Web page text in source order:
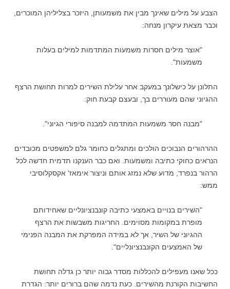
הצבע על מילים שאינך מבין את משמעותן, היזכר בצליליהן המוכרים,
וכבר מצאת עיקרון מנחה:
"אוצר מילים חסרות משמעות המתדמות למילים בעלות
משמעות".
התלונן על כישלונך במעקב אחר עלילת השירים למרות תחושת הרצף
ההגיוני שהם מעוררים בך, ובעצם קבעת חוק:
"מבנה חסר משמעות המתדמה למבנה סיפורי הגיוני".
ההרהורים הנבוכים הולכים ומתגלים כחומר גלם למשפטים מכובדים
הנראים כחוקי כתיבה ומשמעות. ואם כבר הענקנו תדמית חדשה לכל
הרהור בנפרד, מדוע שלא נמזג אותם וניצור אימאז' אקסקלוסיבי
ממש:
"השירים בנויים באמצעי כתיבה קונבנציונליים שאחידותם
מופרת במקומות מסוימים. החריגות משבשות את הרצף
ההגיוני של השיר, אך לא במידה המפרקת את המבנה הפנימי
של האמצעים הקונבנציונליים".
ככל שאנו מעפילים להכללות מסדר גבוה יותר כן גדלה תחושת
החשיבות הקורנת מהשירים. כעת נדמה שהם ברורים יותר: הגדרת